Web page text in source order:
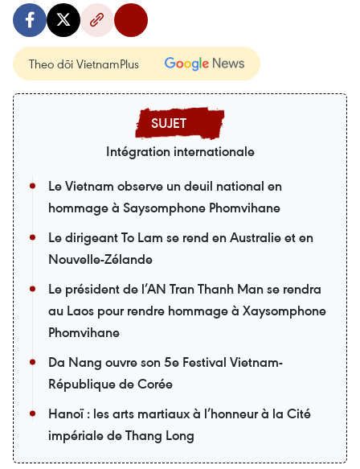
Theo dõi VietnamPlus
Intégration internationale
Le Vietnam observe un deuil national en
hommage à Saysomphone Phomvihane
Le dirigeant To Lam se rend en Australie et en
Nouvelle-Zélande
Le président de l’AN Tran Thanh Man se rendra
au Laos pour rendre hommage à Xaysomphone
Phomvihane
Da Nang ouvre son 5e Festival Vietnam-
République de Corée
Hanoï : les arts martiaux à l’honneur à la Cité
impériale de Thang Long